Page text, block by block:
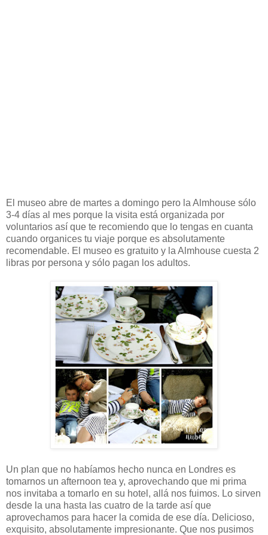
El museo abre de martes a domingo pero la Almhouse sólo
3-4 días al mes porque la visita está organizada por
voluntarios así que te recomiendo que lo tengas en cuanta
cuando organices tu viaje porque es absolutamente
recomendable. El museo es gratuito y la Almhouse cuesta 2
libras por persona y sólo pagan los adultos.
Un plan que no habíamos hecho nunca en Londres es
tomarnos un afternoon tea y, aprovechando que mi prima
nos invitaba a tomarlo en su hotel, allá nos fuimos. Lo sirven
desde la una hasta las cuatro de la tarde así que
aprovechamos para hacer la comida de ese día. Delicioso,
exquisito, absolutamente impresionante. Que nos pusimos